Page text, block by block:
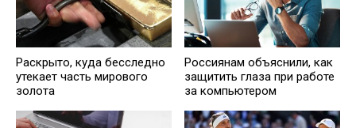
Раскрыто, куда бесследно
утекает часть мирового
золота
Россиянам объяснили, как
защитить глаза при работе
за компьютером